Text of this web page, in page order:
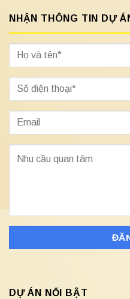
NHẬN THÔNG TIN DỰ
DỰ ÁN NỔI BẬT